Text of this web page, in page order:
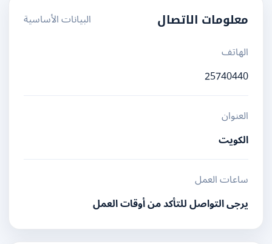
معلومات الاتصال
البيانات الأساسية
الهاتف
25740440
العنوان
الكويت
ساعات العمل
يرجى التواصل للتأكد من أوقات العمل